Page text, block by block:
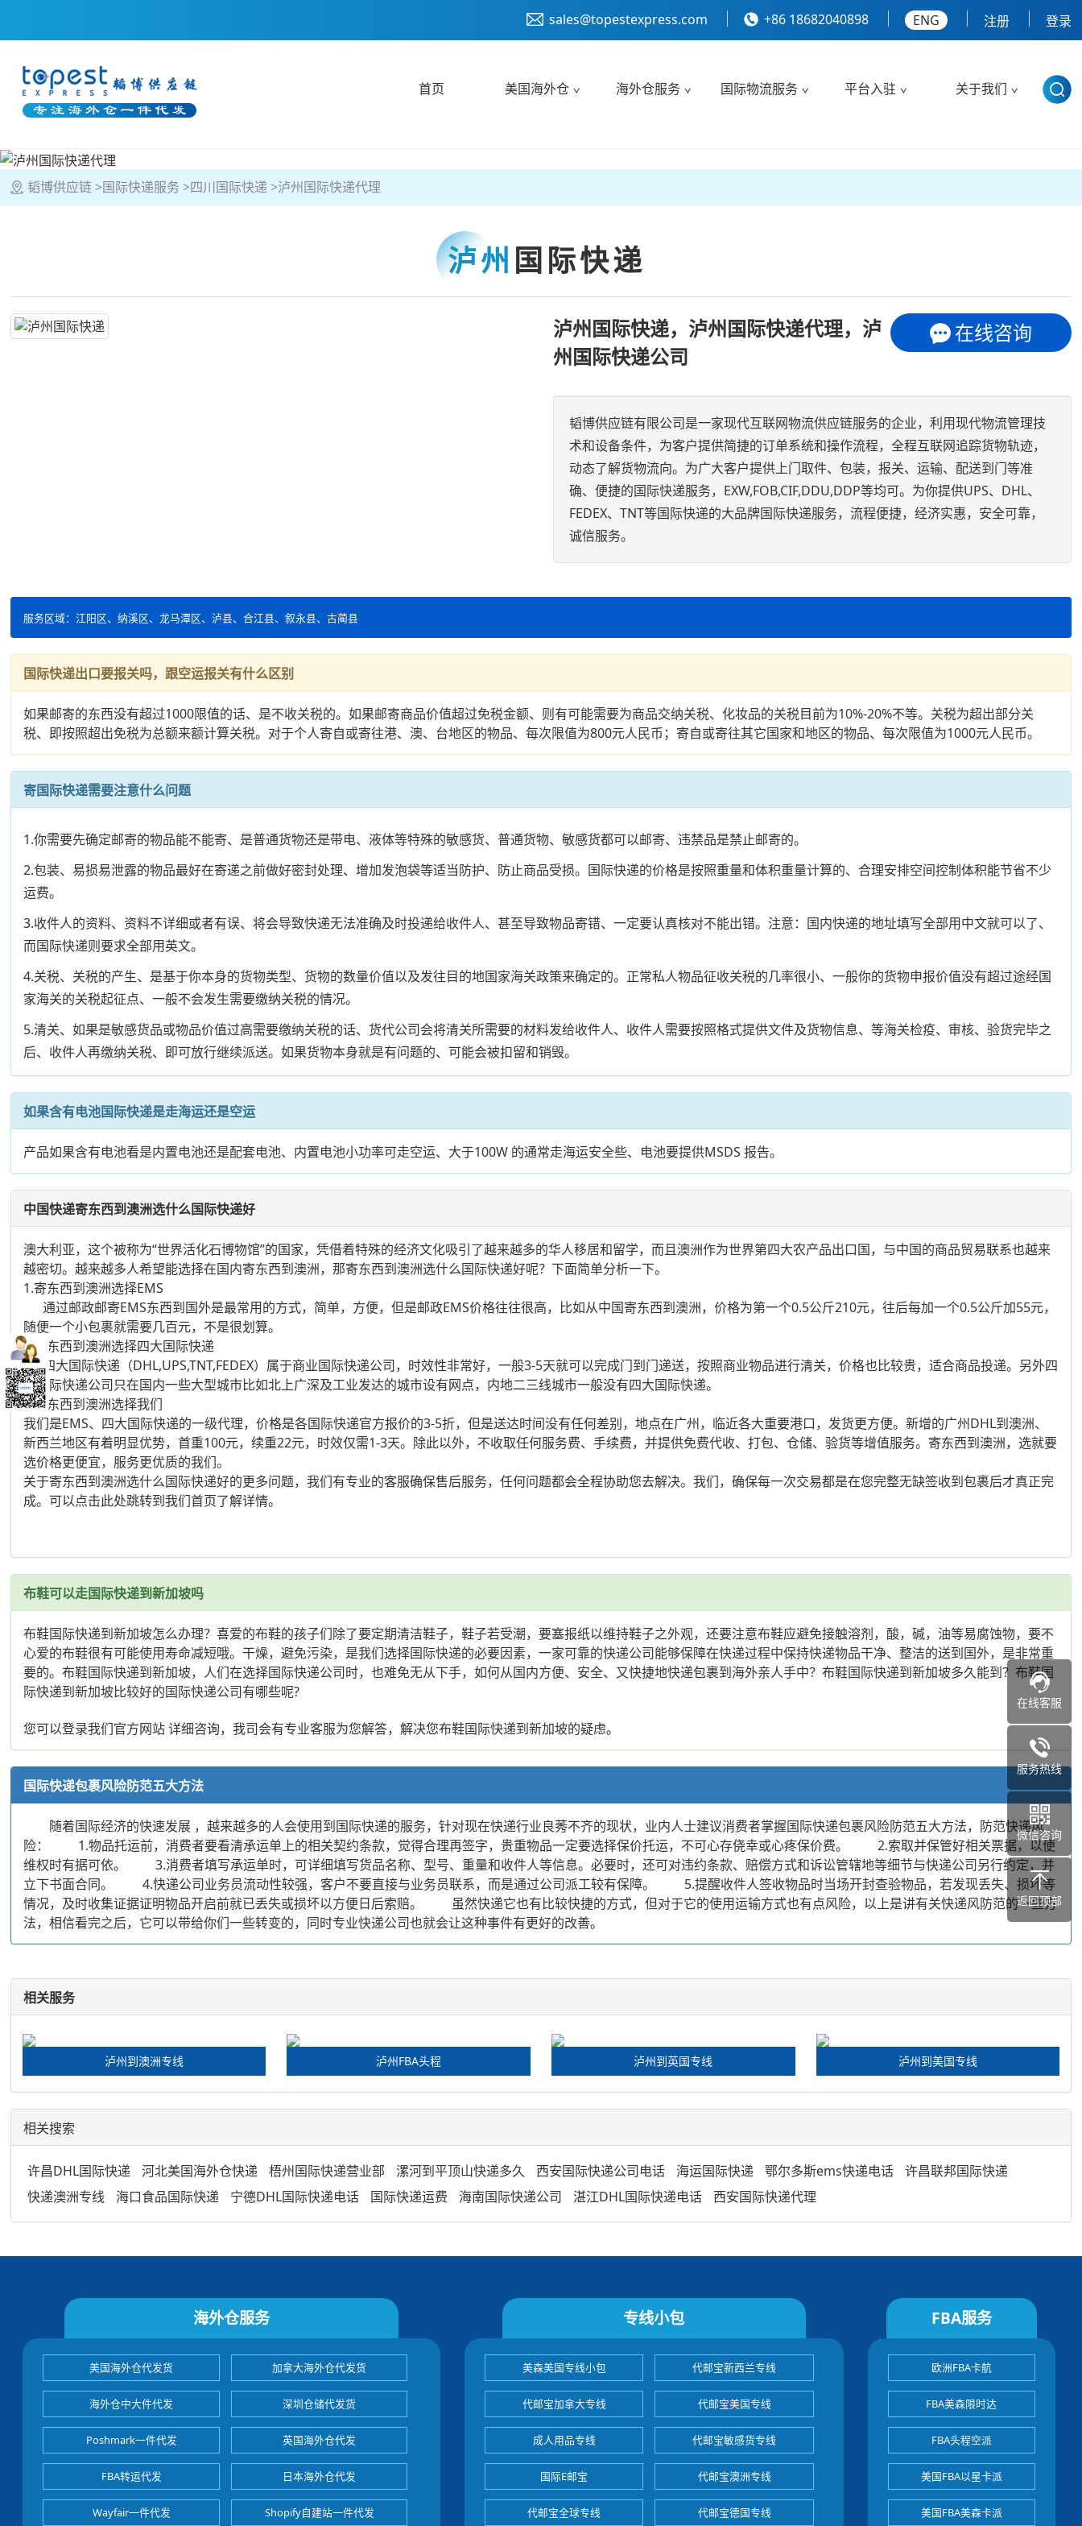
sales@topestexpress.com +86 18682040898 ENG 注册 登录
首页 美国海外仓 海外仓服务 国际物流服务 平台入驻 关于我们
韬博供应链 国际快递服务 四川国际快递 泸州国际快递代理
泸州 国际快递
在线咨询
泸州国际快递，泸州国际快递代理，泸
州国际快递公司
韬博供应链有限公司是一家现代互联网物流供应链服务的企业，利用现代物流管理技
术和设备条件，为客户提供简捷的订单系统和操作流程，全程互联网追踪货物轨迹，
动态了解货物流向。为广大客户提供上门取件、包装，报关、运输、配送到门等准
确、便捷的国际快递服务，EXW,FOB,CIF,DDU,DDP等均可。为你提供UPS、DHL、
FEDEX、TNT等国际快递的大品牌国际快递服务，流程便捷，经济实惠，安全可靠，
诚信服务。
服务区域：江阳区、纳溪区、龙马潭区、泸县、合江县、叙永县、古蔺县
国际快递出口要报关吗，跟空运报关有什么区别
如果邮寄的东西没有超过1000限值的话、是不收关税的。如果邮寄商品价值超过免税金额、则有可能需要为商品交纳关税、化妆品的关税目前为10%-20%不等。关税为超出部分关
税、即按照超出免税为总额来额计算关税。对于个人寄自或寄往港、澳、台地区的物品、每次限值为800元人民币；寄自或寄往其它国家和地区的物品、每次限值为1000元人民币。
寄国际快递需要注意什么问题
1.你需要先确定邮寄的物品能不能寄、是普通货物还是带电、液体等特殊的敏感货、普通货物、敏感货都可以邮寄、违禁品是禁止邮寄的。
2.包装、易损易泄露的物品最好在寄递之前做好密封处理、增加发泡袋等适当防护、防止商品受损。国际快递的价格是按照重量和体积重量计算的、合理安排空间控制体积能节省不少
运费。
3.收件人的资料、资料不详细或者有误、将会导致快递无法准确及时投递给收件人、甚至导致物品寄错、一定要认真核对不能出错。注意：国内快递的地址填写全部用中文就可以了、
而国际快递则要求全部用英文。
4.关税、关税的产生、是基于你本身的货物类型、货物的数量价值以及发往目的地国家海关政策来确定的。正常私人物品征收关税的几率很小、一般你的货物申报价值没有超过途经国
家海关的关税起征点、一般不会发生需要缴纳关税的情况。
5.清关、如果是敏感货品或物品价值过高需要缴纳关税的话、货代公司会将清关所需要的材料发给收件人、收件人需要按照格式提供文件及货物信息、等海关检疫、审核、验货完毕之
后、收件人再缴纳关税、即可放行继续派送。如果货物本身就是有问题的、可能会被扣留和销毁。
如果含有电池国际快递是走海运还是空运
产品如果含有电池看是内置电池还是配套电池、内置电池小功率可走空运、大于100W 的通常走海运安全些、电池要提供MSDS 报告。
中国快递寄东西到澳洲选什么国际快递好
澳大利亚，这个被称为“世界活化石博物馆”的国家，凭借着特殊的经济文化吸引了越来越多的华人移居和留学，而且澳洲作为世界第四大农产品出口国，与中国的商品贸易联系也越来
越密切。越来越多人希望能选择在国内寄东西到澳洲，那寄东西到澳洲选什么国际快递好呢？下面简单分析一下。
1.寄东西到澳洲选择EMS
通过邮政邮寄EMS东西到国外是最常用的方式，简单，方便，但是邮政EMS价格往往很高，比如从中国寄东西到澳洲，价格为第一个0.5公斤210元，往后每加一个0.5公斤加55元，
随便一个小包裹就需要几百元，不是很划算。
2.寄东西到澳洲选择四大国际快递
四大国际快递（DHL,UPS,TNT,FEDEX）属于商业国际快递公司，时效性非常好，一般3-5天就可以完成门到门递送，按照商业物品进行清关，价格也比较贵，适合商品投递。另外四
大国际快递公司只在国内一些大型城市比如北上广深及工业发达的城市设有网点，内地二三线城市一般没有四大国际快递。
3.寄东西到澳洲选择我们
我们是EMS、四大国际快递的一级代理，价格是各国际快递官方报价的3-5折，但是送达时间没有任何差别，地点在广州，临近各大重要港口，发货更方便。新增的广州DHL到澳洲、
新西兰地区有着明显优势，首重100元，续重22元，时效仅需1-3天。除此以外，不收取任何服务费、手续费，并提供免费代收、打包、仓储、验货等增值服务。寄东西到澳洲，选就要
选价格更便宜，服务更优质的我们。
关于寄东西到澳洲选什么国际快递好的更多问题，我们有专业的客服确保售后服务，任何问题都会全程协助您去解决。我们，确保每一次交易都是在您完整无缺签收到包裹后才真正完
成。可以点击此处跳转到我们首页了解详情。
布鞋可以走国际快递到新加坡吗
布鞋国际快递到新加坡怎么办理？喜爱的布鞋的孩子们除了要定期清洁鞋子，鞋子若受潮，要塞报纸以维持鞋子之外观，还要注意布鞋应避免接触溶剂，酸，碱，油等易腐蚀物，要不
心爱的布鞋很有可能使用寿命减短哦。干燥，避免污染，是我们选择国际快递的必要因素，一家可靠的快递公司能够保障在快递过程中保持快递物品干净、整洁的送到国外，是非常重
要的。布鞋国际快递到新加坡，人们在选择国际快递公司时，也难免无从下手，如何从国内方便、安全、又快捷地快递包裹到海外亲人手中？布鞋国际快递到新加坡多久能到？布鞋国
际快递到新加坡比较好的国际快递公司有哪些呢?
您可以登录我们官方网站 详细咨询，我司会有专业客服为您解答，解决您布鞋国际快递到新加坡的疑虑。
国际快递包裹风险防范五大方法
随着国际经济的快速发展 ，越来越多的人会使用到国际快递的服务，针对现在快递行业良莠不齐的现状，业内人士建议消费者掌握国际快递包裹风险防范五大方法，防范快递风
险： 1.物品托运前，消费者要看清承运单上的相关契约条款，觉得合理再签字，贵重物品一定要选择保价托运，不可心存侥幸或心疼保价费。 2.索取并保管好相关票据，以便
维权时有据可依。 3.消费者填写承运单时，可详细填写货品名称、型号、重量和收件人等信息。必要时，还可对违约条款、赔偿方式和诉讼管辖地等细节与快递公司另行约定，并
立下书面合同。 4.快递公司业务员流动性较强，客户不要直接与业务员联系，而是通过公司派工较有保障。 5.提醒收件人签收物品时当场开封查验物品，若发现丢失、损坏等
情况，及时收集证据证明物品开启前就已丢失或损坏以方便日后索赔。 虽然快递它也有比较快捷的方式，但对于它的使用运输方式也有点风险，以上是讲有关快递风防范的一些方
法，相信看完之后，它可以带给你们一些转变的，同时专业快递公司也就会让这种事件有更好的改善。
相关服务
泸州到澳洲专线 泸州FBA头程 泸州到英国专线 泸州到美国专线
相关搜索
许昌DHL国际快递 河北美国海外仓快递 梧州国际快递营业部 漯河到平顶山快递多久 西安国际快递公司电话 海运国际快递 鄂尔多斯ems快递电话
许昌联邦国际快递
快递澳洲专线
海口食品国际快递 宁德DHL国际快递电话 国际快递运费 海南国际快递公司 湛江DHL国际快递电话 西安国际快递代理
海外仓服务
美国海外仓代发货 加拿大海外仓代发货
海外仓中大件代发 深圳仓储代发货
Poshmark一件代发 英国海外仓代发
FBA转运代发 日本海外仓代发
Wayfair一件代发 Shopify自建站一件代发
专线小包
美森美国专线小包 代邮宝新西兰专线
代邮宝加拿大专线 代邮宝美国专线
成人用品专线 代邮宝敏感货专线
国际E邮宝 代邮宝澳洲专线
代邮宝全球专线 代邮宝德国专线
FBA服务
欧洲FBA卡航
FBA美森限时达
FBA头程空派
美国FBA以星卡派
美国FBA美森卡派
在线客服
服务热线
微信咨询
返回顶部